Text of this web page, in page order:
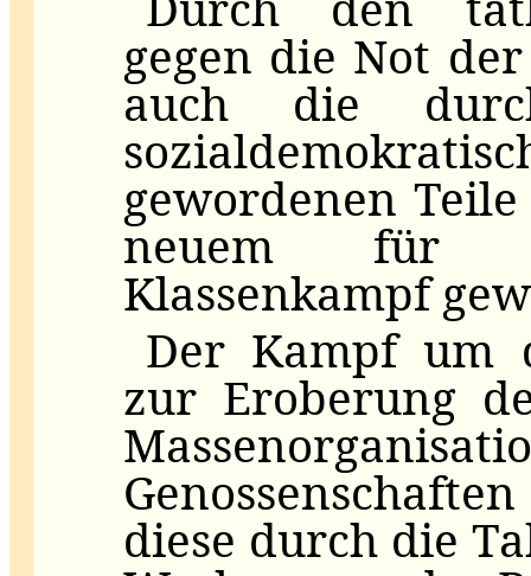
gegen die Not
auch die
gewordenen
neuem für
Klassenkampf
Der Kampf um
zur Eroberung
diese durch die